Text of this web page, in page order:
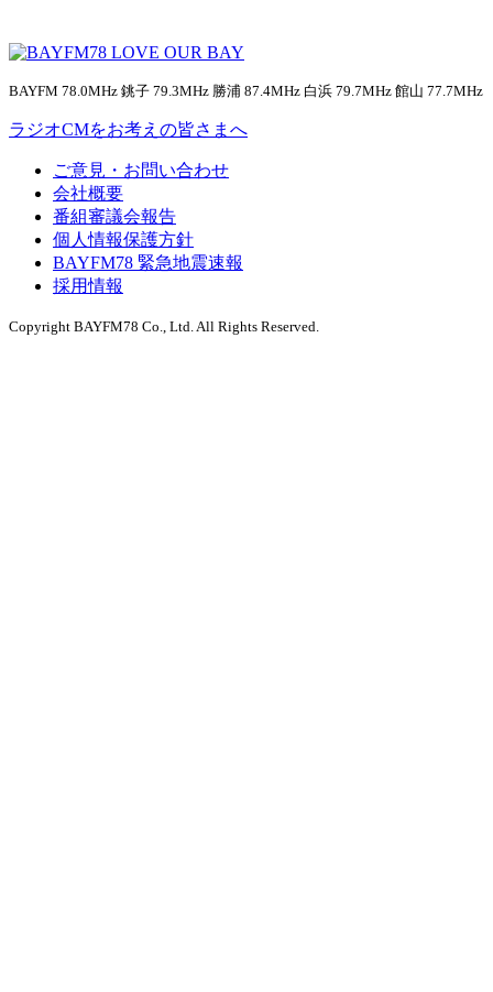
BAYFM 78.0MHz 銚子 79.3MHz 勝浦 87.4MHz 白浜 79.7MHz 館山 77.7MHz
ラジオCMをお考えの皆さまへ
ご意見・お問い合わせ
会社概要
番組審議会報告
個人情報保護方針
BAYFM78 緊急地震速報
採用情報
Copyright BAYFM78 Co., Ltd. All Rights Reserved.